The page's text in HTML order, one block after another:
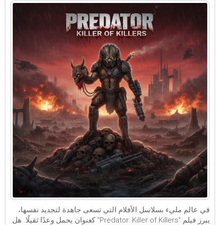
في عالم مليء بسلاسل الأفلام التي تسعى جاهدة لتجديد نفسها،
يبرز فيلم "Predator: Killer of Killers" كعنوان يحمل وعدًا ثقيلًا. هل